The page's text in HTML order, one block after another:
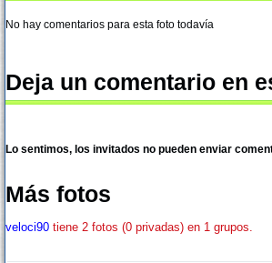
No hay comentarios para esta foto todavía
Deja un comentario en
Lo sentimos, los invitados no pueden enviar
Más fotos
veloci90 tiene 2 fotos (0 privadas) en 1 grupos.